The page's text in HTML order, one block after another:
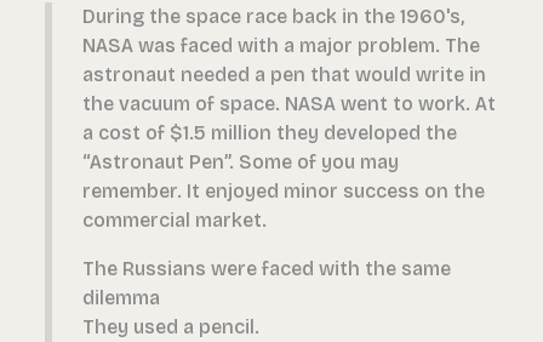
During the space race back in the 1960's,
NASA was faced with a major problem. The
astronaut needed a pen that would write in
the vacuum of space. NASA went to work. At
a cost of $1.5 million they developed the
“Astronaut Pen”. Some of you may
remember. It enjoyed minor success on the
commercial market.
The Russians were faced with the same
dilemma
They used a pencil.